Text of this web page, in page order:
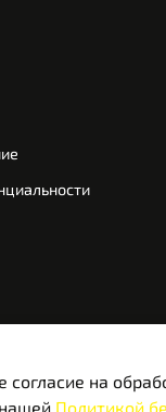
на
Политикой